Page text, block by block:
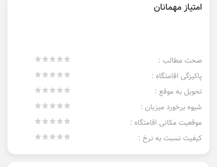
امتیاز مهمانان
صحت مطالب :
پاکیزگی اقامتگاه :
تحویل به موقع :
شیوه برخورد میزبان :
موقعیت مکانی اقامتگاه :
کیفیت نسبت به نرخ :